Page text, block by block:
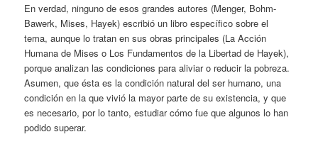
En verdad, ninguno de esos grandes autores (Menger, Bohm-
Bawerk, Mises, Hayek) escribió un libro específico sobre el
tema, aunque lo tratan en sus obras principales (La Acción
Humana de Mises o Los Fundamentos de la Libertad de Hayek),
porque analizan las condiciones para aliviar o reducir la pobreza.
Asumen, que ésta es la condición natural del ser humano, una
condición en la que vivió la mayor parte de su existencia, y que
es necesario, por lo tanto, estudiar cómo fue que algunos lo han
podido superar.